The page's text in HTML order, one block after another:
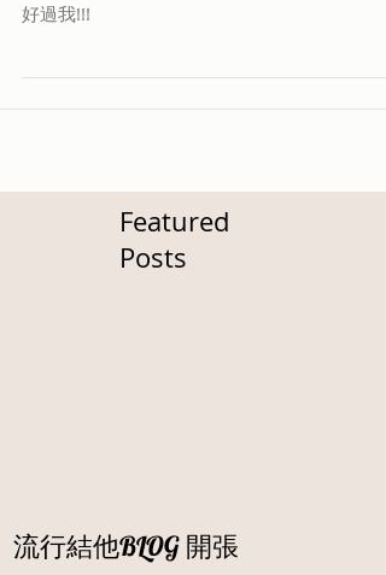
好過我!!!
Featured
Posts
流行結他BLOG 開張